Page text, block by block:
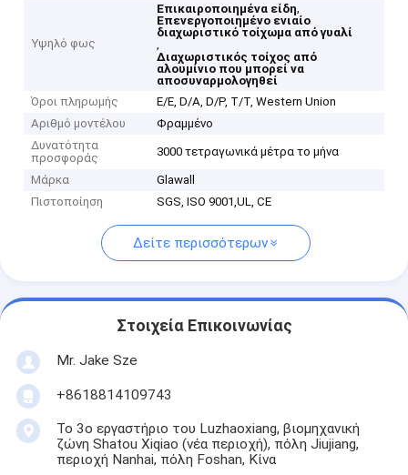
Υψηλό φως
Επικαιροποιημένα είδη,
Επενεργοποιημένο ενιαίο
διαχωριστικό τοίχωμα από γυαλί
,
Διαχωριστικός τοίχος από
αλουμίνιο που μπορεί να
αποσυναρμολογηθεί
Όροι πληρωμής
Ε/Ε, D/A, D/P, T/T, Western Union
Αριθμό μοντέλου
Φραμμένο
Δυνατότητα
προσφοράς
3000 τετραγωνικά μέτρα το μήνα
Μάρκα
Glawall
Πιστοποίηση
SGS, ISO 9001,UL, CE
Δείτε περισσότερων
Στοιχεία Επικοινωνίας
Mr. Jake Sze
+8618814109743
Το 3ο εργαστήριο του Luzhaoxiang, βιομηχανική
ζώνη Shatou Xiqiao (νέα περιοχή), πόλη Jiujiang,
περιοχή Nanhai, πόλη Foshan, Κίνα